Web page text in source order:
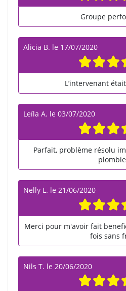
Groupe
Alicia B. le 17/07/2020
L’intervenant
Leïla A. le 03/07/2020
Parfait, problème résolu
Nelly L. le 21/06/2020
Merci pour m'avoir fait
fois sans
Nils T. le 20/06/2020